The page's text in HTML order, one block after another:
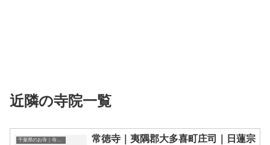
近隣の寺院一覧
千葉県のお寺｜寺院一覧 常徳寺｜夷隅郡大多喜町庄司｜日蓮宗